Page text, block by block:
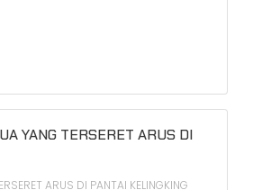
YANG TERSERET ARUS DI
ARUS DI PANTAI KELINGKING